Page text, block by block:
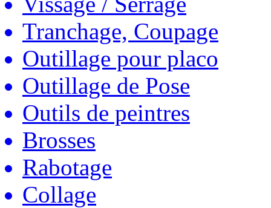
Tranchage, Coupage
Outillage pour placo
Outillage de Pose
Outils de peintres
Brosses
Rabotage
Collage